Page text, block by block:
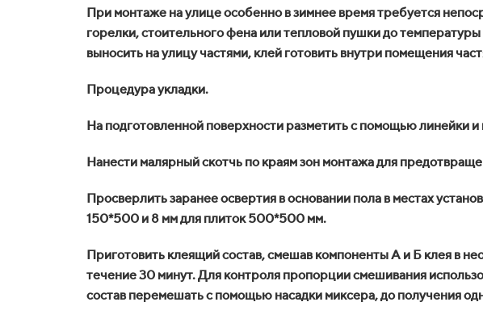
При монтаже на улице особенно в зимнее время требуется
горелки, стоительного фена или тепловой пушки до
выносить на улицу частями, клей готовить внутри помещения
Процедура укладки.
На подготовленной поверхности разметить с помощью линейки
Нанести малярный скотчь по краям зон монтажа для
Просверлить заранее освертия в основании пола в местах
150*500 и 8 мм для плиток 500*500 мм.
Приготовить клеящий состав, смешав компоненты А и Б клея в
течение 30 минут. Для контроля пропорции смешивания
состав перемешать с помощью насадки миксера, до получения